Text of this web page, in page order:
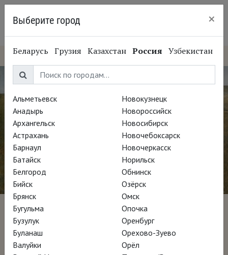
Мир Эндрю Уайета
Режиссёр Гленн Холстен
Выберите город ×
Беларусь Грузия Казахстан Россия Узбекистан
Альметьевск
Анадырь
Архангельск
Астрахань
Барнаул
Батайск
Белгород
Бийск
Брянск
Бугульма
Бузулук
Буланаш
Валуйки
Новокузнецк
Новороссийск
Новосибирск
Новочебоксарск
Новочеркасск
Норильск
Обнинск
Озёрск
Омск
Опочка
Оренбург
Орехово-Зуево
Орёл